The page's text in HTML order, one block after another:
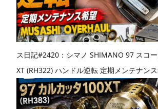
ス日記#2420：シマノ SHIMANO 97 スコ
XT (RH322) ハンドル逆転 定期メンテナン